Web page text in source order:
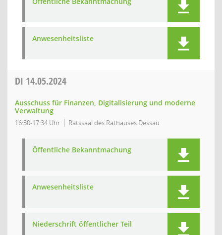
Anwesenheitsliste
DI 14.05.2024
Ausschuss für Finanzen, Digitalisierung und moderne
Verwaltung
16:30-17:34 Uhr Ratssaal des Rathauses Dessau
Öffentliche Bekanntmachung
Anwesenheitsliste
Niederschrift öffentlicher Teil